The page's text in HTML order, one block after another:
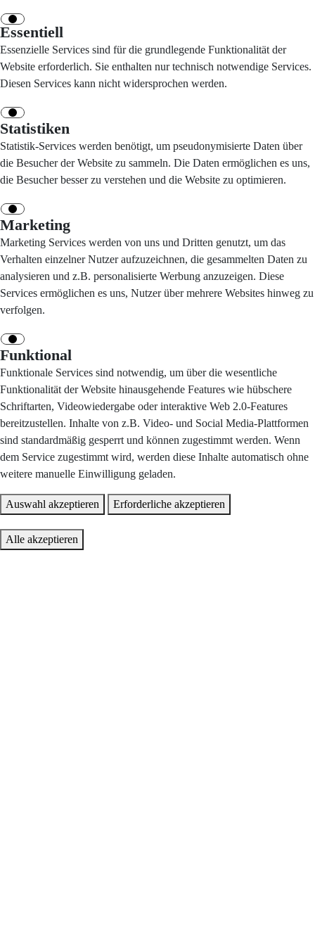
Essentiell
Essenzielle Services sind für die grundlegende Funktionalität der
Website erforderlich. Sie enthalten nur technisch notwendige Services.
Diesen Services kann nicht widersprochen werden.
Statistiken
Statistik-Services werden benötigt, um pseudonymisierte Daten über
die Besucher der Website zu sammeln. Die Daten ermöglichen es uns,
die Besucher besser zu verstehen und die Website zu optimieren.
Marketing
Marketing Services werden von uns und Dritten genutzt, um das
Verhalten einzelner Nutzer aufzuzeichnen, die gesammelten Daten zu
analysieren und z.B. personalisierte Werbung anzuzeigen. Diese
Services ermöglichen es uns, Nutzer über mehrere Websites hinweg zu
verfolgen.
Funktional
Funktionale Services sind notwendig, um über die wesentliche
Funktionalität der Website hinausgehende Features wie hübschere
Schriftarten, Videowiedergabe oder interaktive Web 2.0-Features
bereitzustellen. Inhalte von z.B. Video- und Social Media-Plattformen
sind standardmäßig gesperrt und können zugestimmt werden. Wenn
dem Service zugestimmt wird, werden diese Inhalte automatisch ohne
weitere manuelle Einwilligung geladen.
Auswahl akzeptieren Erforderliche akzeptieren
Alle akzeptieren